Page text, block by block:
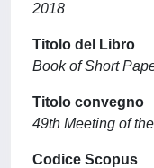
2018
Titolo del Libro
Book of Short
Titolo convegno
49th Meeting of
Codice Scopus